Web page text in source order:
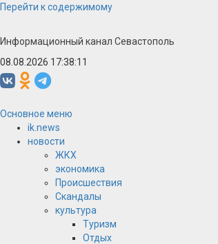
Перейти к содержимому
Информационный канал Севастополь
08.08.2026 17:38:11
Основное меню
ik.news
новости
ЖКХ
экономика
Происшествия
Скандалы
культура
Туризм
Отдых